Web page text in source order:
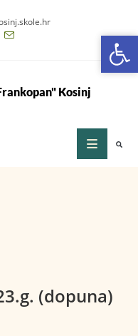
Kosinj
(dopuna)